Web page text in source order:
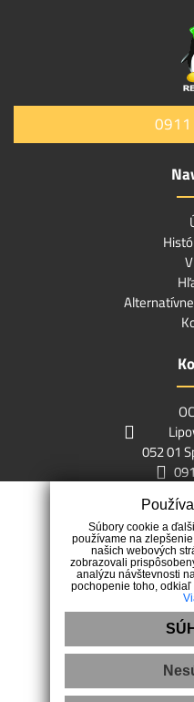
Súbory cookie a
používame na
našich webových
zobrazovali
analýzu návštevnosti
pochopenie toho,
052 01
Naším cieľom je pomôcť